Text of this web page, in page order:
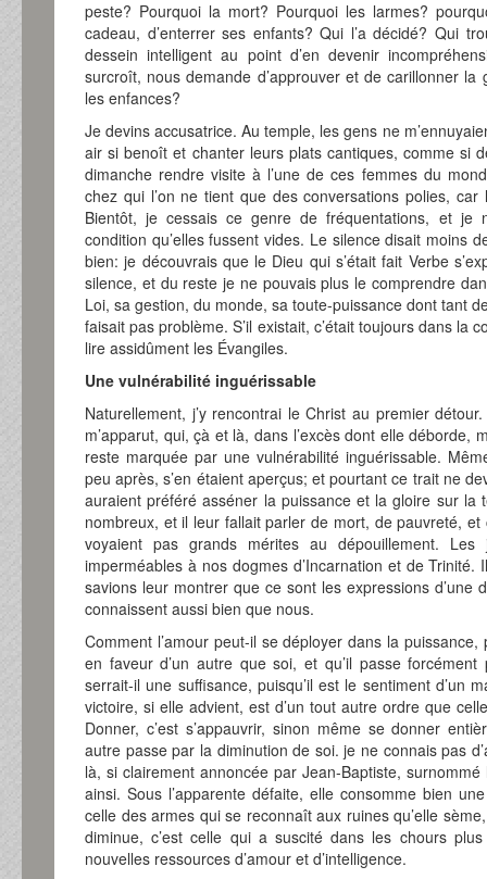
peste? Pourquoi la mort? Pourquoi les larmes?
cadeau, d’enterrer ses enfants? Qui l’a décidé? Qui
dessein intelligent au point d’en devenir
surcroît, nous demande d’approuver et de carillonner
les enfances?
Je devins accusatrice. Au temple, les gens ne
air si benoît et chanter leurs plats cantiques, comme si
dimanche rendre visite à l’une de ces femmes du
chez qui l’on ne tient que des conversations polies,
Bientôt, je cessais ce genre de fréquentations, et je
condition qu’elles fussent vides. Le silence disait moins
bien: je découvrais que le Dieu qui s’était fait Verbe
silence, et du reste je ne pouvais plus le comprendre
Loi, sa gestion, du monde, sa toute-puissance dont tant
faisait pas problème. S’il existait, c’était toujours dans la
lire assidûment les Évangiles.
Une vulnérabilité inguérissable
Naturellement, j’y rencontrai le Christ au premier
m’apparut, qui, çà et là, dans l’excès dont elle déborde,
reste marquée par une vulnérabilité inguérissable.
peu après, s’en étaient aperçus; et pourtant ce trait ne
auraient préféré asséner la puissance et la gloire sur la
nombreux, et il leur fallait parler de mort, de pauvreté,
voyaient pas grands mérites au dépouillement.
imperméables à nos dogmes d’Incarnation et de
savions leur montrer que ce sont les expressions d’une
connaissent aussi bien que nous.
Comment l’amour peut-il se déployer dans la
en faveur d’un autre que soi, et qu’il passe
serrait-il une suffisance, puisqu’il est le sentiment d’un
victoire, si elle advient, est d’un tout autre ordre que
Donner, c’est s’appauvrir, sinon même se donner
autre passe par la diminution de soi. je ne connais pas
là, si clairement annoncée par Jean-Baptiste,
ainsi. Sous l’apparente défaite, elle consomme bien
celle des armes qui se reconnaît aux ruines qu’elle
diminue, c’est celle qui a suscité dans les chours
nouvelles ressources d’amour et d’intelligence.